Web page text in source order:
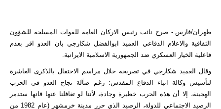
طهران/فارس:- صرح نائب رئيس الاركان العامة للقوات المسلحة للشؤون
الثقافية والاعلام الدفاعي العميد ابوالفضل شكارجي بان العدو اقر بعدم
فاعلية الخيار العسكري ضد الجمهورية الاسلامية الايرانية.
وقال العميد شكارجي في تصريحه خلال مراسم الاحتفال بالذكرى العاشرة
لتأسيس وكالة انباء الدفاع المقدس: رغم ضآلة نجاح العدو في الحرب
الهجينة، إلا أن هذه الحرب خطيرة وجادة، لأننا لو تغافلنا عنها فانها ستدمر
الرصيد الاجتماعي للدولة، الرصيد الذي حرر مدينة خرمشهر (عام 1982 من